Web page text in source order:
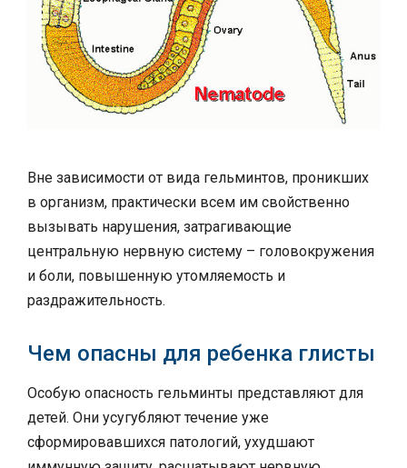
Вне зависимости от вида гельминтов, проникших
в организм, практически всем им свойственно
вызывать нарушения, затрагивающие
центральную нервную систему – головокружения
и боли, повышенную утомляемость и
раздражительность.
Чем опасны для ребенка глисты
Особую опасность гельминты представляют для
детей. Они усугубляют течение уже
сформировавшихся патологий, ухудшают